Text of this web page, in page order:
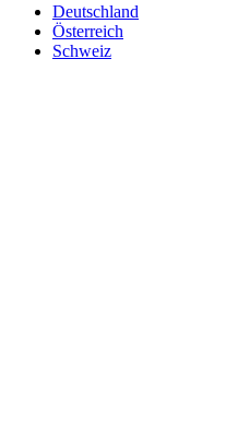
Deutschland
Österreich
Schweiz